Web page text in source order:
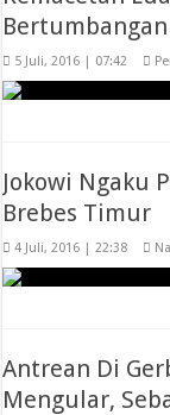
5 Juli, 2016 | 07:42
Jokowi Ngaku
Brebes Timur
4 Juli, 2016 | 22:38
Antrean Di
Mengular,